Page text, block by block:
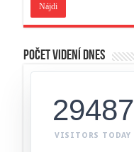
Počet videní dnes
29487
VISITORS TODAY